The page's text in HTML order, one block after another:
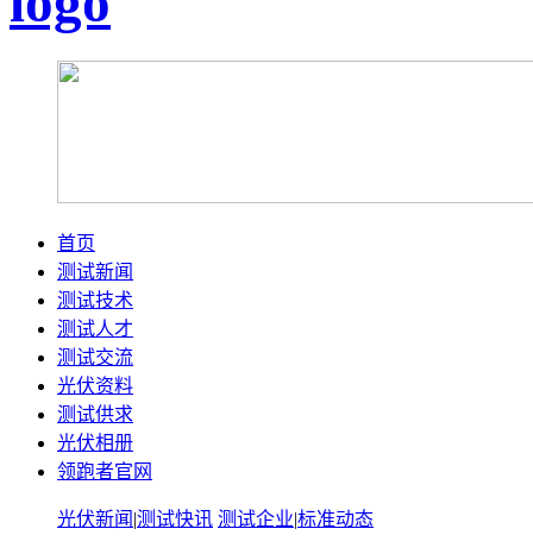
首页
测试新闻
测试技术
测试人才
测试交流
光伏资料
测试供求
光伏相册
领跑者官网
光伏新闻 |测试快讯 测试企业|标准动态